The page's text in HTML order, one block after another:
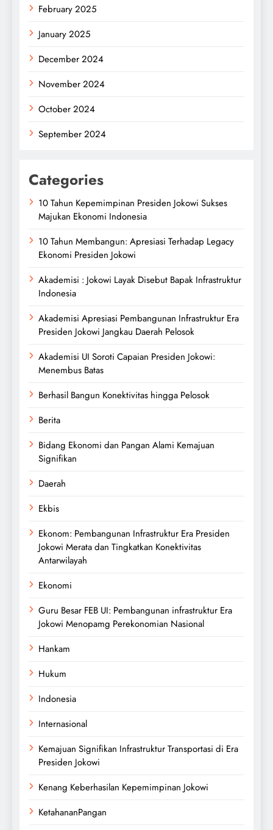
February 2025
January 2025
December 2024
November 2024
October 2024
September 2024
Categories
10 Tahun Kepemimpinan Presiden Jokowi Sukses
Majukan Ekonomi Indonesia
10 Tahun Membangun: Apresiasi Terhadap Legacy
Ekonomi Presiden Jokowi
Akademisi : Jokowi Layak Disebut Bapak Infrastruktur
Indonesia
Akademisi Apresiasi Pembangunan Infrastruktur Era
Presiden Jokowi Jangkau Daerah Pelosok
Akademisi UI Soroti Capaian Presiden Jokowi:
Menembus Batas
Berhasil Bangun Konektivitas hingga Pelosok
Berita
Bidang Ekonomi dan Pangan Alami Kemajuan
Signifikan
Daerah
Ekbis
Ekonom: Pembangunan Infrastruktur Era Presiden
Jokowi Merata dan Tingkatkan Konektivitas
Antarwilayah
Ekonomi
Guru Besar FEB UI: Pembangunan infrastruktur Era
Jokowi Menopamg Perekonomian Nasional
Hankam
Hukum
Indonesia
Internasional
Kemajuan Signifikan Infrastruktur Transportasi di Era
Presiden Jokowi
Kenang Keberhasilan Kepemimpinan Jokowi
KetahananPangan